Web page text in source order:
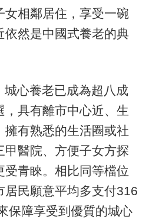
女相鄰居住，享受一碗
依然是中國式養老的典
城心養老已成為超八成
具有離市中心近、生
擁有熟悉的生活圈或社
甲醫院、方便子女方探
青睞。相比同等檔位
居民願意平均多支付316
保障享受到優質的城心